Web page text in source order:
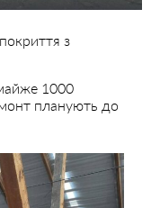
з
1000
планують до